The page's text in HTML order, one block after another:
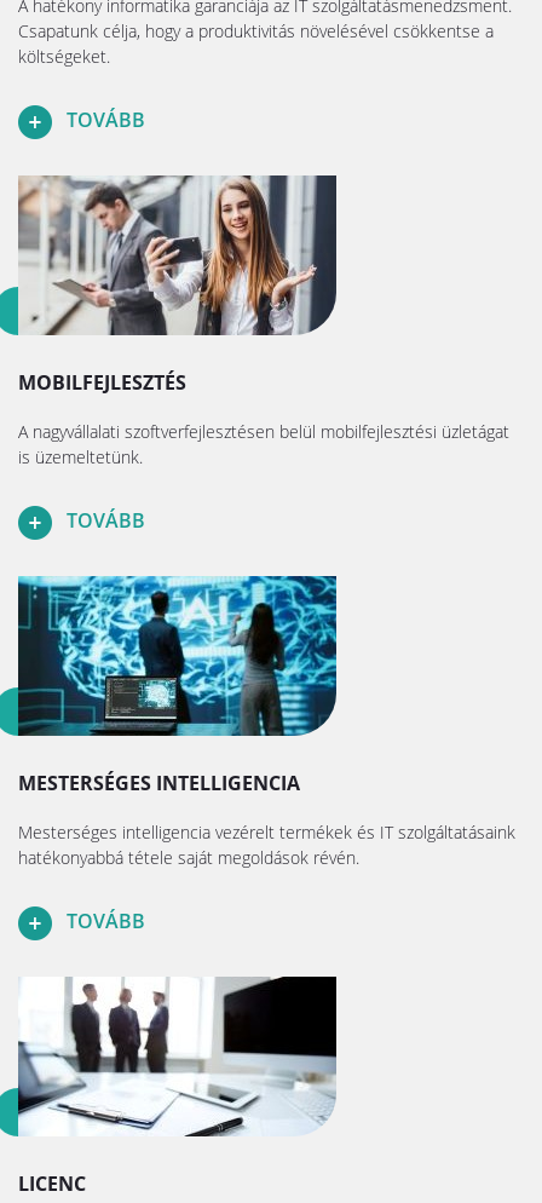
A hatékony informatika garanciája az IT szolgáltatásmenedzsment.
Csapatunk célja, hogy a produktivitás növelésével csökkentse a
költségeket.
TOVÁBB
MOBILFEJLESZTÉS
A nagyvállalati szoftverfejlesztésen belül mobilfejlesztési üzletágat
is üzemeltetünk.
TOVÁBB
MESTERSÉGES INTELLIGENCIA
Mesterséges intelligencia vezérelt termékek és IT szolgáltatásaink
hatékonyabbá tétele saját megoldások révén.
TOVÁBB
LICENC